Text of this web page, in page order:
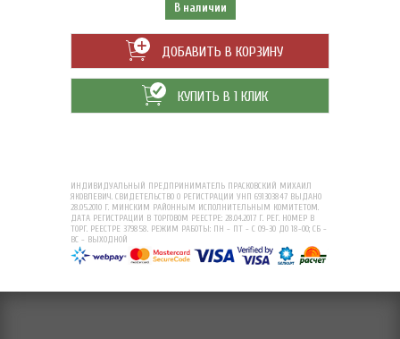
В наличии
ДОБАВИТЬ В КОРЗИНУ
КУПИТЬ В 1 КЛИК
ИНДИВИДУАЛЬНЫЙ ПРЕДПРИНИМАТЕЛЬ ПРАСКОВСКИЙ МИХАИЛ
ЯКОВЛЕВИЧ. СВИДЕТЕЛЬСТВО О РЕГИСТРАЦИИ УНП 691303847 ВЫДАНО
28.05.2010 Г. МИНСКИМ РАЙОННЫМ ИСПОЛНИТЕЛЬНЫМ КОМИТЕТОМ.
ДАТА РЕГИСТРАЦИИ В ТОРГОВОМ РЕЕСТРЕ: 28.04.2017 Г. РЕГ. НОМЕР В
ТОРГ. РЕЕСТРЕ 379858. РЕЖИМ РАБОТЫ: ПН - ПТ - С 09-30 ДО 18-00; СБ -
ВС - ВЫХОДНОЙ